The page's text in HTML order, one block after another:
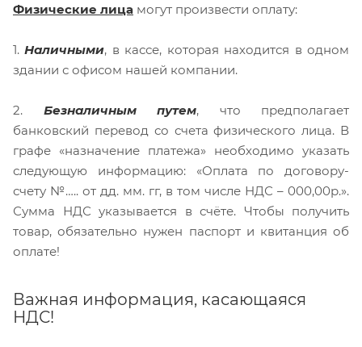
Физические лица могут произвести оплату:
1.Наличными, в кассе, которая находится в одном
здании с офисом нашей компании.
2. Безналичным путем, что предполагает
банковский перевод со счета физического лица. В
графе «назначение платежа» необходимо указать
следующую информацию: «Оплата по договору-
счету №….. от дд. мм. гг, в том числе НДС – 000,00р.».
Сумма НДС указывается в счёте. Чтобы получить
товар, обязательно нужен паспорт и квитанция об
оплате!
Важная информация, касающаяся
НДС!